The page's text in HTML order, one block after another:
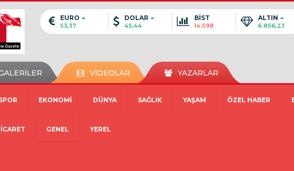
EURO
53,37
DOLAR
45,44
BİST
14.598
ALTIN
6.856,23
VİDEOLAR YAZARLAR
EKONOMİ DÜNYA SAĞLIK YAŞAM ÖZEL HABER
GENEL YEREL